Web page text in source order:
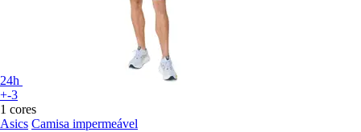
24h
+-3
1 cores
Asics Camisa impermeável